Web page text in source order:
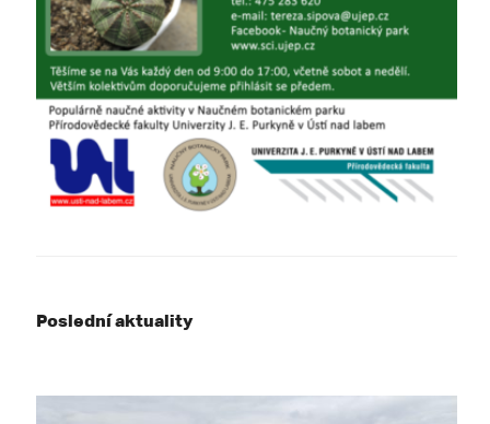
Poslední aktuality